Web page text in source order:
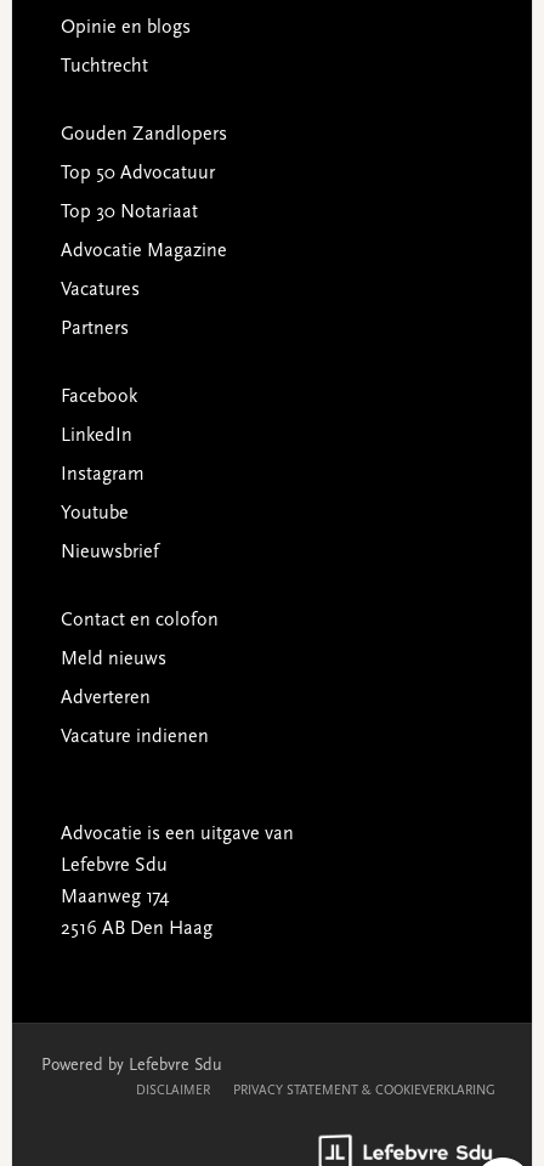
Opinie en blogs
Tuchtrecht
Gouden Zandlopers
Top 50 Advocatuur
Top 30 Notariaat
Advocatie Magazine
Vacatures
Partners
Facebook
LinkedIn
Instagram
Youtube
Nieuwsbrief
Contact en colofon
Meld nieuws
Adverteren
Vacature indienen
Advocatie is een uitgave van
Lefebvre Sdu
Maanweg 174
2516 AB Den Haag
Powered by Lefebvre Sdu
DISCLAIMER PRIVACY STATEMENT & COOKIEVERKLARING